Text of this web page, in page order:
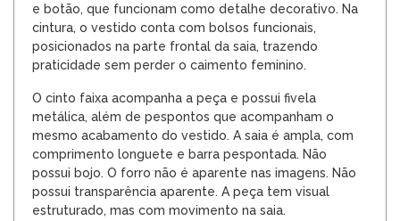
e botão, que funcionam como detalhe decorativo. Na
cintura, o vestido conta com bolsos funcionais,
posicionados na parte frontal da saia, trazendo
praticidade sem perder o caimento feminino.
O cinto faixa acompanha a peça e possui fivela
metálica, além de pespontos que acompanham o
mesmo acabamento do vestido. A saia é ampla, com
comprimento longuete e barra pespontada. Não
possui bojo. O forro não é aparente nas imagens. Não
possui transparência aparente. A peça tem visual
estruturado, mas com movimento na saia.